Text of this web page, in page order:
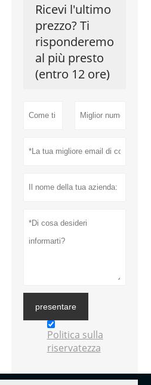
Ricevi l'ultimo
prezzo? Ti
risponderemo
al più presto
(entro 12 ore)
presentare
Politica sulla
riservatezza